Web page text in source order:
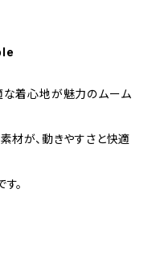
な着心地が魅力のムーム
材が、動きやすさと快適
。